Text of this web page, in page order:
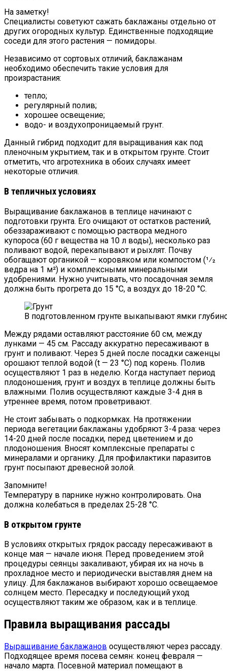
На заметку!
Специалисты советуют сажать баклажаны отдельно от
других огородных культур. Единственные подходящие
соседи для этого растения — помидоры.
Независимо от сортовых отличий, баклажанам
необходимо обеспечить такие условия для
произрастания:
тепло;
регулярный полив;
хорошее освещение;
водо- и воздухопроницаемый грунт.
Данный гибрид подходит для выращивания как под
пленочным укрытием, так и в открытом грунте. Стоит
отметить, что агротехника в обоих случаях имеет
некоторые отличия.
В тепличных условиях
Выращивание баклажанов в теплице начинают с
подготовки грунта. Его очищают от остатков растений,
обеззараживают с помощью раствора медного
купороса (60 г вещества на 10 л воды), несколько раз
поливают водой, перекапывают и рыхлят. Почву
обогащают органикой — коровяком или компостом (1⁄2
ведра на 1 м²) и комплексными минеральными
удобрениями. Нужно учитывать, что посадочная земля
должна быть прогрета до 15 °С, а воздух до 18-20 °С.
В подготовленном грунте выкапывают ямки
Между рядами оставляют расстояние 60 см, между
лунками — 45 см. Рассаду аккуратно пересаживают в
грунт и поливают. Через 5 дней после посадки саженцы
орошают теплой водой (t — 23 °С) под корень. Полив
осуществляют 1 раз в неделю. Когда наступает период
плодоношения, грунт и воздух в теплице должны быть
влажными. Полив осуществляют каждые 3-4 дня в
утреннее время, потом проветривают.
Не стоит забывать о подкормках. На протяжении
периода вегетации баклажаны удобряют 3-4 раза: через
14-20 дней после посадки, перед цветением и до
плодоношения. Вносят комплексные препараты с
минералами и органику. Для профилактики паразитов
грунт посыпают древесной золой.
Запомните!
Температуру в парнике нужно контролировать. Она
должна колебаться в пределах 25-28 °С.
В открытом грунте
В условиях открытых грядок рассаду пересаживают в
конце мая — начале июня. Перед проведением этой
процедуры сеянцы закаливают, убирая их на ночь в
прохладное место и периодически выставляя днем на
улицу. Для баклажанов выбирают хорошо освещаемое
солнцем место. Пересадку и последующий уход
осуществляют таким же образом, как и в теплице.
Правила выращивания рассады
Выращивание баклажанов осуществляют через рассаду.
Подходящее время посева семян: конец февраля —
начало марта. Посевной материал помещают в